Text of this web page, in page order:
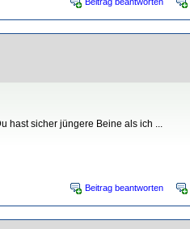
sicher jüngere Beine als ich ...
Beitrag beantworten